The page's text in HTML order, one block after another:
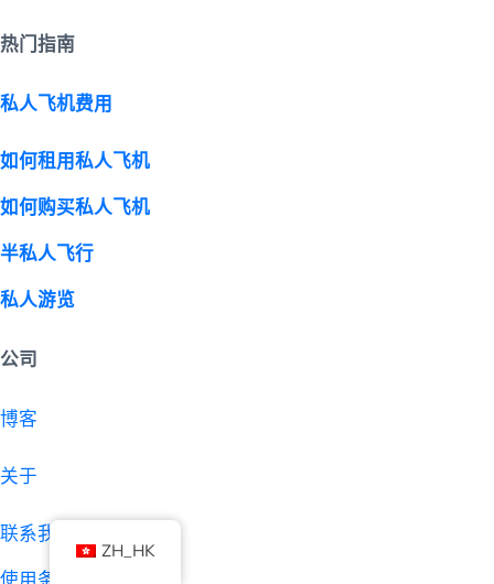
热门指南
私人飞机费用
如何租用私人飞机
如何购买私人飞机
半私人飞行
私人游览
公司
博客
关于
联系我们
ZH_HK